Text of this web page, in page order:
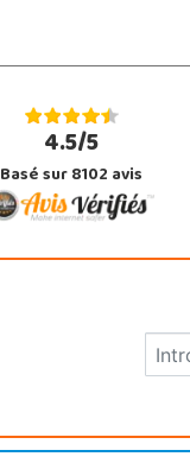
4.5/5
Basé sur 8102 avis